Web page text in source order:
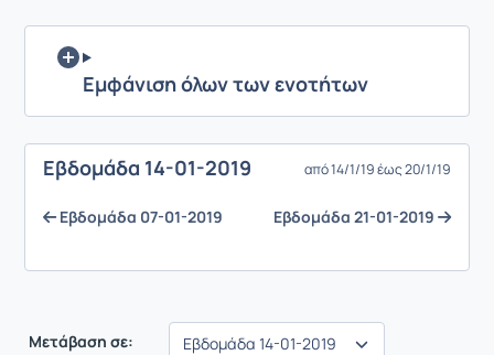
Εμφάνιση όλων των ενοτήτων
Eβδομάδα 14-01-2019 από 14/1/19 έως 20/1/19
Eβδομάδα 07-01-2019 Eβδομάδα 21-01-2019
Μετάβαση σε: